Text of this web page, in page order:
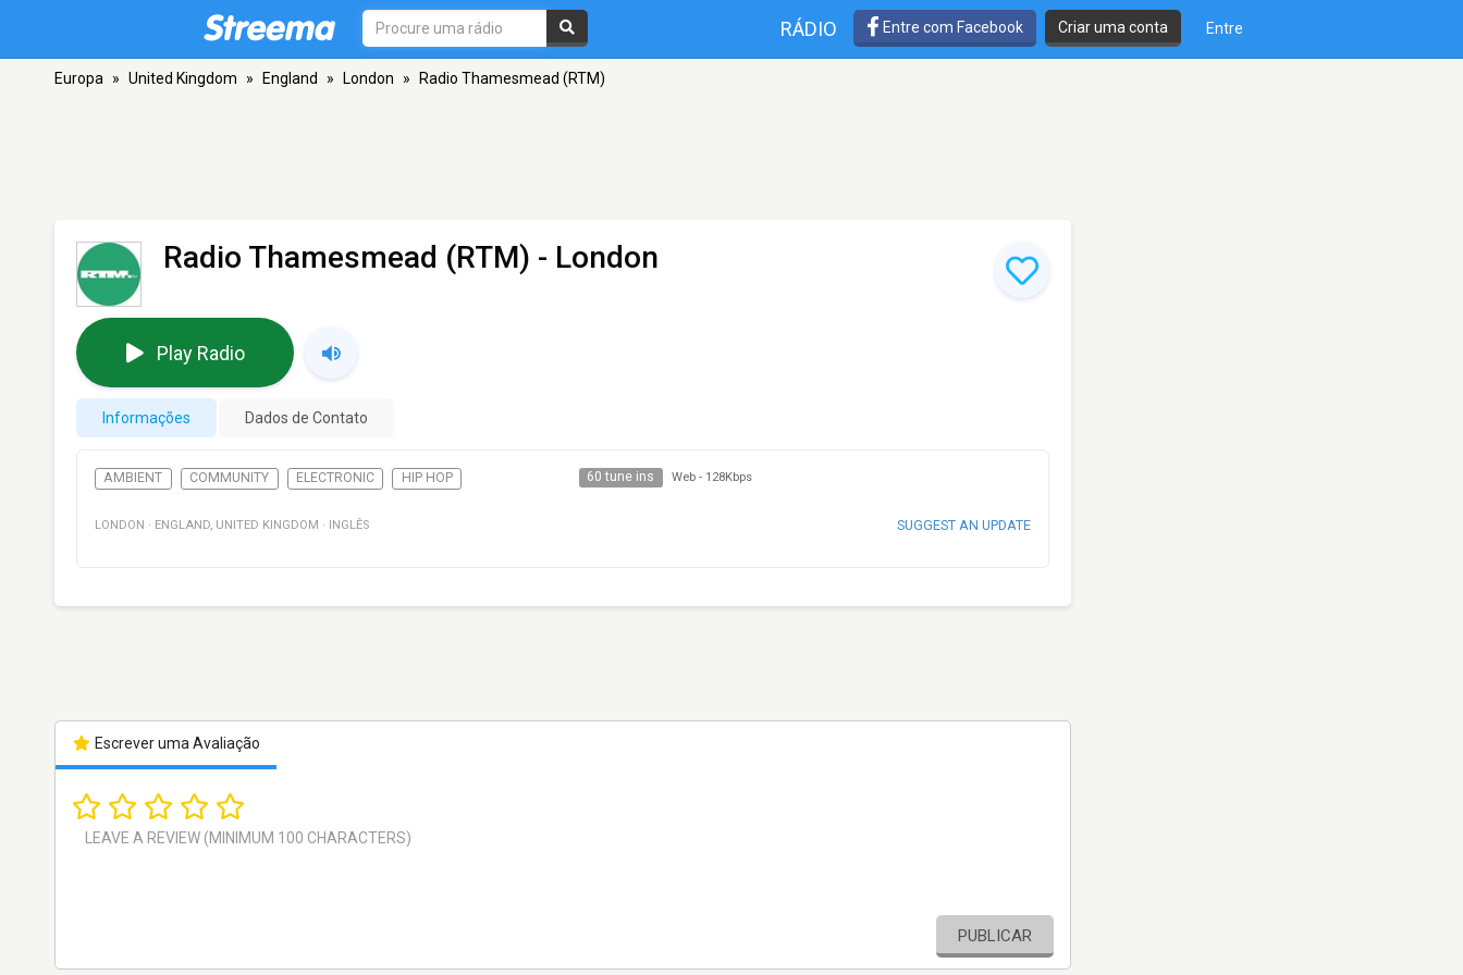
RÁDIO Entre com Facebook Criar uma conta Entre
Europa » United Kingdom » England » London » Radio Thamesmead (RTM)
Radio Thamesmead (RTM) - London
Play Radio
Informações Dados de Contato
AMBIENT COMMUNITY ELECTRONIC HIP HOP 60 tune ins Web - 128Kbps
LONDON · ENGLAND, UNITED KINGDOM · INGLÊS SUGGEST AN UPDATE
Escrever uma Avaliação
PUBLICAR